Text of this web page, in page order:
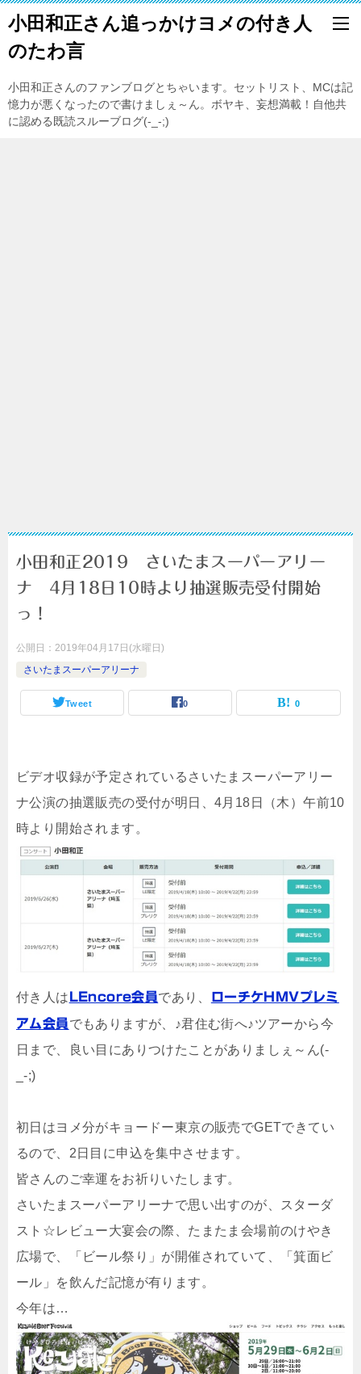
小田和正さん追っかけヨメの付き人
のたわ言
小田和正さんのファンブログとちゃいます。セットリスト、MCは記
憶力が悪くなったので書けましぇ～ん。ボヤキ、妄想満載！自他共
に認める既読スルーブログ(-_-;)
小田和正2019 さいたまスーパーアリー
ナ 4月18日10時より抽選販売受付開始
っ！
公開日： 2019年04月17日(水曜日)
さいたまスーパーアリーナ
Tweet 0 0
ビデオ収録が予定されているさいたまスーパーアリー
ナ公演の抽選販売の受付が明日、4月18日（木）午前10
時より開始されます。
付き人は LEncore会員であり、 ローチケHMVプレミ
アム会員でもありますが、♪君住む街へ♪ツアーから今
日まで、良い目にありつけたことがありましぇ～ん(-
_-;)
初日はヨメ分がキョードー東京の販売でGETできてい
るので、2日目に申込を集中させます。
皆さんのご幸運をお祈りいたします。
さいたまスーパーアリーナで思い出すのが、スターダ
スト☆レビュー大宴会の際、たまたま会場前のけやき
広場で、「ビール祭り」が開催されていて、「箕面ビ
ール」を飲んだ記憶が有ります。
今年は…